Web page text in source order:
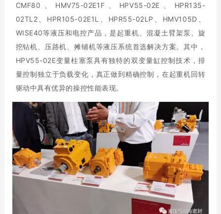
CMF80、HMV75-02E1F、HPV55-02E、HPR135-
02TL2、HPR105-02E1L、HPR55-02LP、HMV105D、
WISE40等液压和电控产品，是起重机、混凝土臂架泵、旋
挖钻机、压路机、摊铺机等液压系统首选解决方案。其中，
HPV55-02E变量柱塞泵具有独特的双变量缸控制技术，排
量控制独立于负载变化，真正做到精确控制，在起重机回转
驱动中具有优异的操控性能表现。